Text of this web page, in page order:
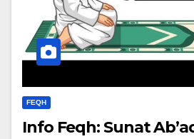
FEQH
Info Feqh: Sunat